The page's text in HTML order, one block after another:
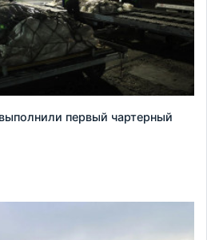
первый чартерный